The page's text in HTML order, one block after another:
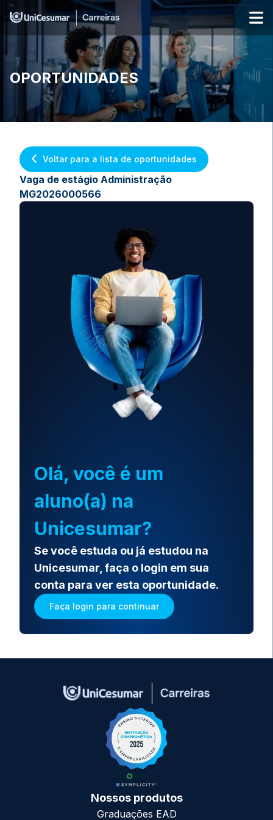
OPORTUNIDADES
Voltar para a lista de oportunidades
Vaga de estágio Administração
MG2026000566
Olá, você é um
aluno(a) na
Unicesumar?
Se você estuda ou já estudou na
Unicesumar, faça o login em sua
conta para ver esta oportunidade.
Faça login para continuar
Nossos produtos
Graduações EAD